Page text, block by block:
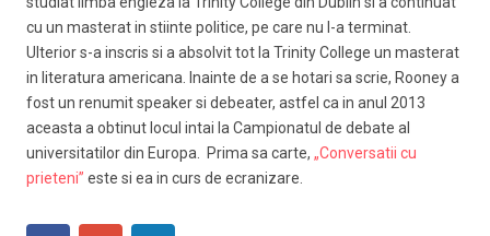
cu un masterat in stiinte politice, pe care nu l-a terminat.
Ulterior s-a inscris si a absolvit tot la Trinity College un masterat
in literatura americana. Inainte de a se hotari sa scrie, Rooney a
fost un renumit speaker si debeater, astfel ca in anul 2013
aceasta a obtinut locul intai la Campionatul de debate al
universitatilor din Europa. Prima sa carte, „Conversatii cu
prieteni” este si ea in curs de ecranizare.